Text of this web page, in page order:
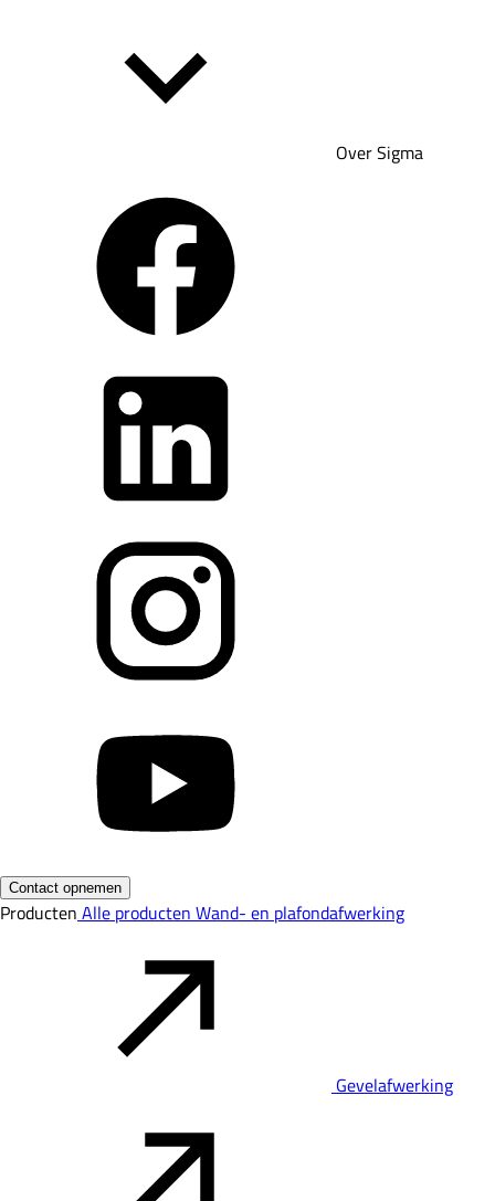
Over Sigma
Contact opnemen
Producten Alle producten Wand- en plafondafwerking
Gevelafwerking